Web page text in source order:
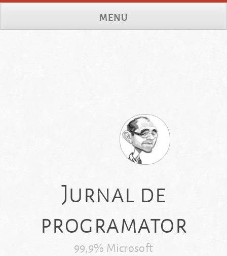
Jurnal de
programator
99,9% Microsoft
MENU